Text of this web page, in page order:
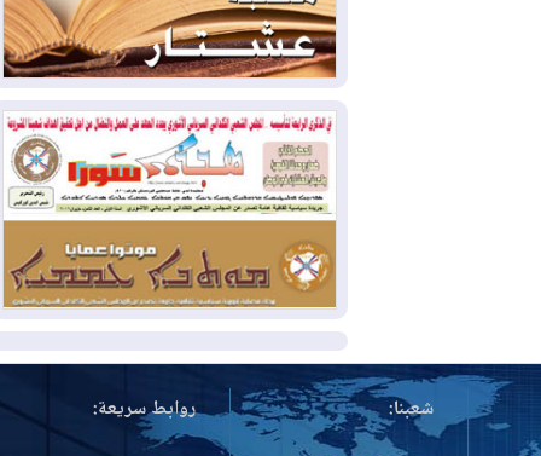
2026-08-05
15كارثة بيئية ومناخية ترسم
ملامح أخطر التحديات التي تواجه العراق
اليوم
2026-08-05
حرائق فرنسا.. توقيف 402
شخص بينهم 156 قاصرا منذ بداية موسم
الحرائق
2026-08-04سومو: إنتاج النفط في إقليم
كوردستان انخفض إلى أقل من 10%
المزيد
شعبنا: روابط سريعة: